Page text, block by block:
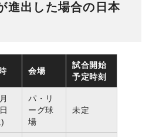
進出した場合の日本
会場
試合開始
予定時刻
パ・リ
ーグ球
場
未定